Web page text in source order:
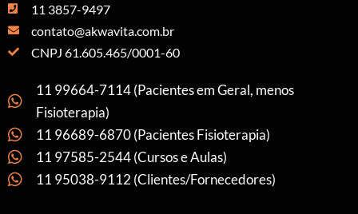
11 3857-9497
contato@akwavita.com.br
CNPJ 61.605.465/0001-60
11 99664-7114 (Pacientes em Geral, menos
Fisioterapia)
11 96689-6870 (Pacientes Fisioterapia)
11 97585-2544 (Cursos e Aulas)
11 95038-9112 (Clientes/Fornecedores)